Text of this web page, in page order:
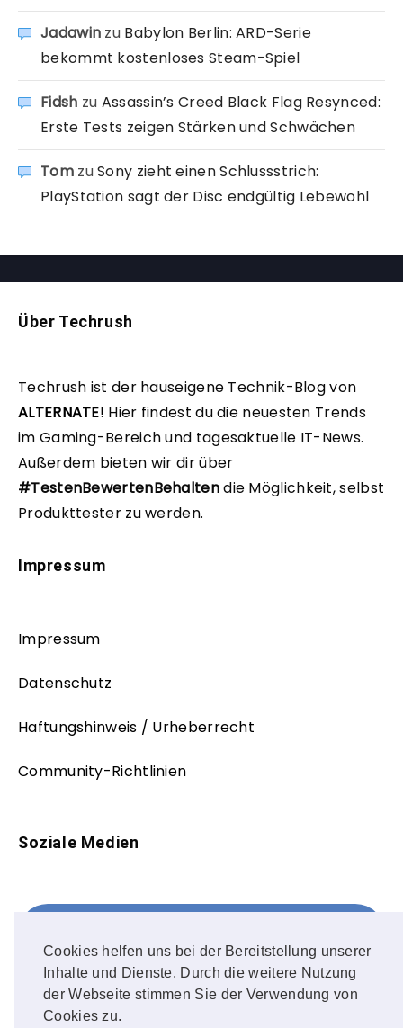
Cookies helfen uns bei der Bereitstellung unserer
Inhalte und Dienste. Durch die weitere Nutzung
der Webseite stimmen Sie der Verwendung von
Cookies zu.
Jadawin zu Babylon Berlin: ARD-Serie
bekommt kostenloses Steam-Spiel
Fidsh zu Assassin’s Creed Black Flag Resynced:
Erste Tests zeigen Stärken und Schwächen
TomzuSony zieht einen Schlussstrich:
PlayStation sagt der Disc endgültig Lebewohl
Über Techrush
Techrush ist der hauseigene Technik-Blog von
ALTERNATE! Hier findest du die neuesten Trends
im Gaming-Bereich und tagesaktuelle IT-News.
Außerdem bieten wir dir über
#TestenBewertenBehaltendie Möglichkeit, selbst
Produkttester zu werden.
Impressum
Impressum
Datenschutz
Haftungshinweis / Urheberrecht
Community-Richtlinien
Soziale Medien
FOLLOW ME!
Instagram
OUR PHOTOS!